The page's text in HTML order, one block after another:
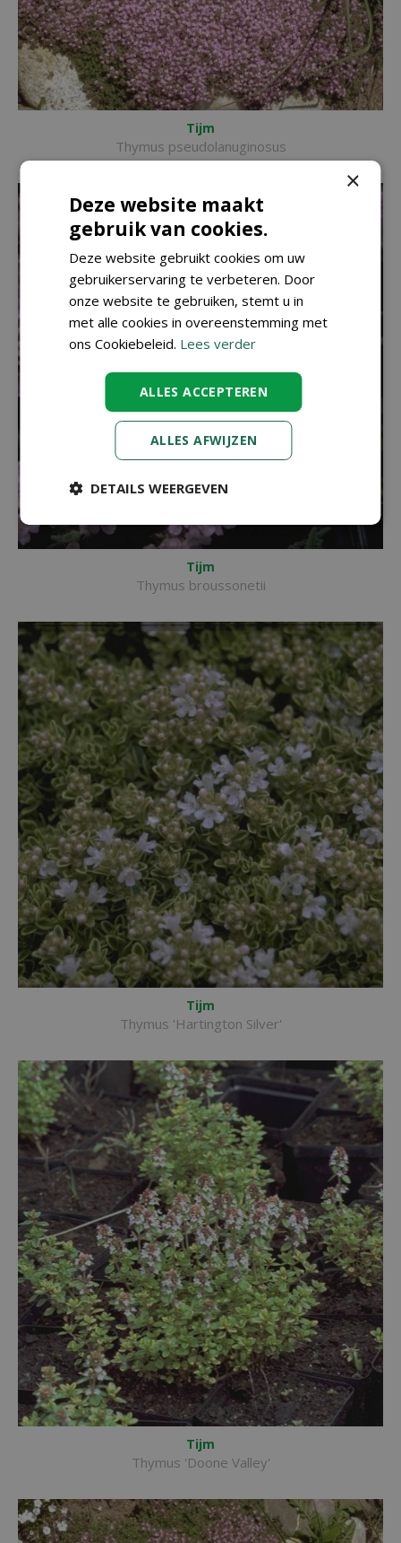
Tijm
Thymus pseudolanuginosus
Tijm
Thymus broussonetii
Tijm
Thymus 'Hartington Silver'
Tijm
Thymus 'Doone Valley'
×
Deze website maakt
gebruik van cookies.
Deze website gebruikt cookies om uw
gebruikerservaring te verbeteren. Door
onze website te gebruiken, stemt u in
met alle cookies in overeenstemming met
ons Cookiebeleid. Lees verder
ALLES ACCEPTEREN
ALLES AFWIJZEN
DETAILS WEERGEVEN